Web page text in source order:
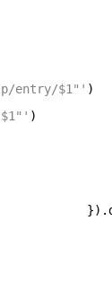
p/entry/$1"' )
$1"' )